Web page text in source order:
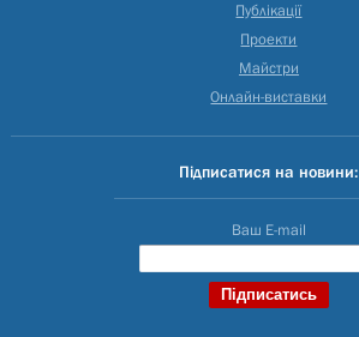
Публікації
Проекти
Майстри
Онлайн-виставки
Підписатися на новини:
Ваш E-mail